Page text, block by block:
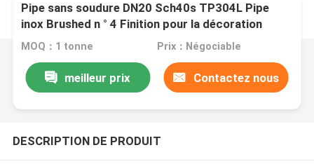
Pipe sans soudure DN20 Sch40s TP304L Pipe
inox Brushed n ° 4 Finition pour la décoration
murale 316L Tube
MOQ：1 tonne Prix：Négociable
meilleur prix Contactez nous
DESCRIPTION DE PRODUIT